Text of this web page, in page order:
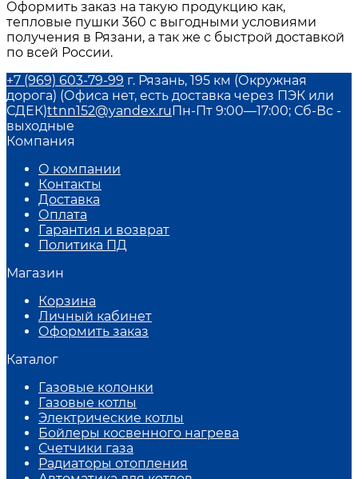
Оформить заказ на такую продукцию как,
тепловые пушки 360 с выгодными условиями
получения в Рязани, а так же с быстрой доставкой
по всей России.
+7 (969) 603-79-99 г. Рязань, 195 км (Окружная
дорога) (Офиса нет, есть доставка через ПЭК или
СДЕК)ttnn152@yandex.ruПн-Пт 9:00—17:00; Сб-Вс -
выходные
Компания
О компании
Контакты
Доставка
Оплата
Гарантия и возврат
Политика ПД
Магазин
Корзина
Личный кабинет
Оформить заказ
Каталог
Газовые колонки
Газовые котлы
Электрические котлы
Бойлеры косвенного нагрева
Счетчики газа
Радиаторы отопления